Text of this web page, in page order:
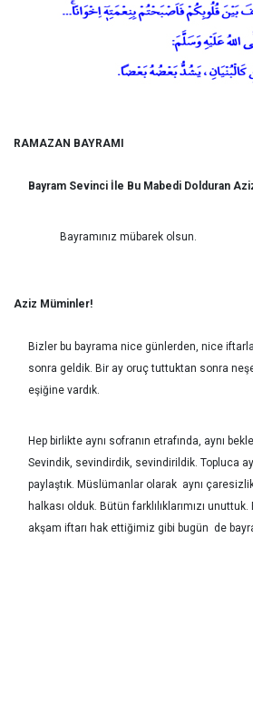
RAMAZAN BAYRAMI
Bayram Sevinci İle Bu Mabedi Dolduran
Bayramınız mübarek olsun.
Aziz Müminler!
Bizler bu bayrama nice günlerden, nice
sonra geldik. Bir ay oruç tuttuktan sonra
eşiğine vardık.
Hep birlikte aynı sofranın etrafında, aynı
Sevindik, sevindirdik, sevindirildik. Topluca
paylaştık. Müslümanlar olarak aynı
halkası olduk. Bütün farklılıklarımızı
akşam iftarı hak ettiğimiz gibi bugün de